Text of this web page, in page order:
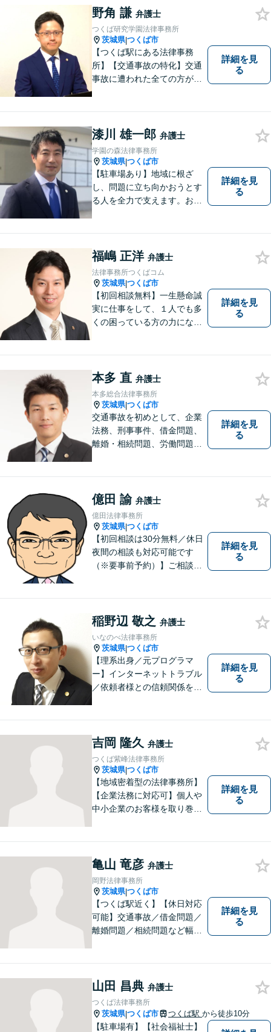
野角 謙 弁護士
つくば研究学園法律事務所
茨城県|つくば市
【つくば駅にある法律事務
所】【交通事故の特化】交通
事故に遭われた全ての方が適
ニケーションを大切にし、最
善の解決へと導きます。
詳細を見
る
漆川 雄一郎 弁護士
学園の森法律事務所
茨城県|つくば市
【駐車場あり】地域に根ざ
し、問題に立ち向かおうとす
る人を全力で支えます。お困
詳細を見
る
福嶋 正洋 弁護士
法律事務所つくばコム
茨城県|つくば市
【初回相談無料】一生懸命誠
実に仕事をして、１人でも多
くの困っている方の力にな
事案かどうかも含め、私が親
切・丁寧にご対応致します。
ぜひご相談ください。
詳細を見
る
本多 直 弁護士
本多総合法律事務所
茨城県|つくば市
交通事故を初めとして、企業
法務、刑事事件、借金問題、
離婚・相続問題、労働問題そ
実・迅速・丁寧な事件処理を
心掛けています。
詳細を見
る
億田 諭 弁護士
億田法律事務所
茨城県|つくば市
【初回相談は30分無料／休日
夜間の相談も対応可能です
（※要事前予約）】ご相談、
にお問合せください。
詳細を見
る
稲野辺 敬之 弁護士
いなのべ法律事務所
茨城県|つくば市
【理系出身／元プログラマ
ー】インターネットトラブル
／依頼者様との信頼関係を第
詳細を見
る
吉岡 隆久 弁護士
つくば紫峰法律事務所
茨城県|つくば市
【地域密着型の法律事務所】
【企業法務に対応可】個人や
中小企業のお客様を取り巻く
人38名の案件の対応経験がご
ざいます。ぜひ、お気軽にご
相談ください。
詳細を見
る
亀山 竜彦 弁護士
岡野法律事務所
茨城県|つくば市
【つくば駅近く】【休日対応
可能】交通事故／借金問題／
離婚問題／相続問題など幅広
実現するために精一杯努力い
たします。お気軽にご相談く
ださい。
詳細を見
る
山田 昌典 弁護士
つくば法律事務所
茨城県|つくば市 つくば駅 から徒歩10分
【駐車場有】【社会福祉士】